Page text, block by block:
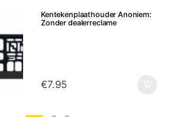
Kentekenplaathouder Anoniem:
Zonder dealerreclame
€7.95